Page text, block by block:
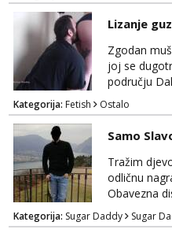
Lizanje
Zgodan
joj se
području
Kategorija: Fetish Ostalo
Samo
Tražim
odličnu
Obavezna
danima
Slavonija.
Kategorija: Sugar Daddy Sugar